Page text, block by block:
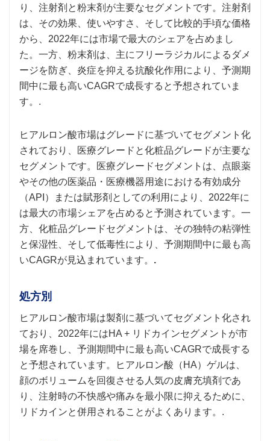
り、注射剤と粉末剤が主要なセグメントです。注射剤
は、その効果、使いやすさ、そして比較的手頃な価格
から、2022年には市場で最大のシェアを占めまし
た。一方、粉末剤は、主にフリーラジカルによるダメ
ージを防ぎ、炎症を抑える抗酸化作用により、予測期
間中に最も高いCAGRで成長すると予想されていま
す。.
ヒアルロン酸市場はグレードに基づいてセグメント化
されており、医療グレードと化粧品グレードが主要な
セグメントです。医療グレードセグメントは、点眼薬
やその他の医薬品・医療機器用途における有効成分
（API）または賦形剤としての利用により、2022年に
は最大の市場シェアを占めると予測されています。一
方、化粧品グレードセグメントは、その独特の粘弾性
と保湿性、そして低毒性により、予測期間中に最も高
いCAGRが見込まれています。 .
処方別
ヒアルロン酸市場は製剤に基づいてセグメント化され
ており、2022年にはHA + リドカインセグメントが市
場を席巻し、予測期間中に最も高いCAGRで成長する
と予想されています。ヒアルロン酸（HA）ゲルは、
顔のボリュームを回復させる人気の皮膚充填剤であ
り、注射時の不快感や痛みを最小限に抑えるために、
リドカインと併用されることがよくあります。.